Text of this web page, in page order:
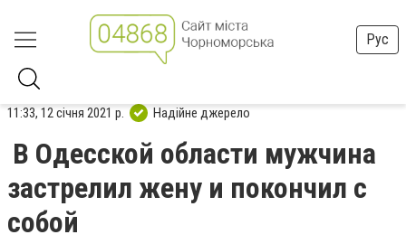
Рус
11:33, 12 січня 2021 р. Надійне джерело
В Одесской области мужчина
застрелил жену и покончил с
собой